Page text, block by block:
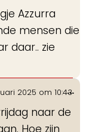
Azzurra
mensen die
daar.. zie
2025 om 10:43
naar de
Hoe zijn
...